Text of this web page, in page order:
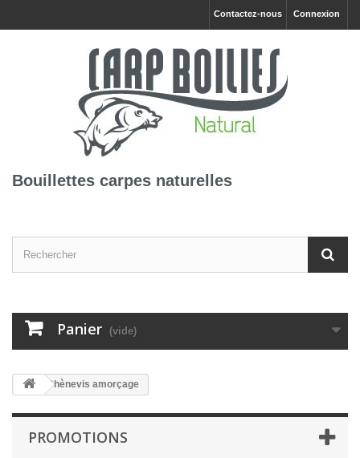
Connexion
Contactez-nous
Bouillettes carpes naturelles
Panier (vide)
Chènevis amorçage
PROMOTIONS